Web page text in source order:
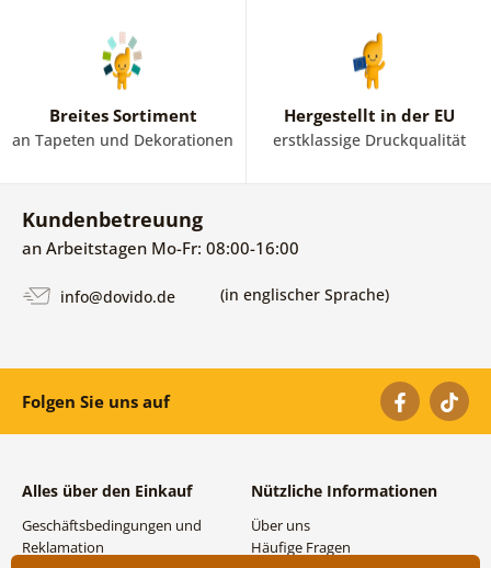
Breites Sortiment
an Tapeten und Dekorationen
Hergestellt in der EU
erstklassige Druckqualität
Kundenbetreuung
an Arbeitstagen Mo-Fr: 08:00-16:00
info@dovido.de (in englischer Sprache)
Folgen Sie uns auf
Alles über den Einkauf
Geschäftsbedingungen und
Reklamation
Nützliche Informationen
Über uns
Häufige Fragen